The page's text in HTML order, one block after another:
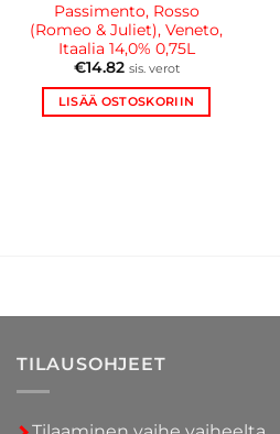
Passimento, Rosso
(Romeo & Juliet), Veneto,
Itaalia 14,0% 0,75L
€14.82 sis. verot
LISÄÄ OSTOSKORIIN
TILAUSOHJEET